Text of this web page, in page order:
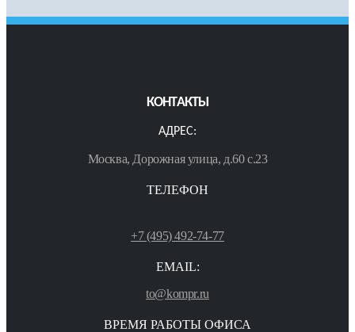
КОНТАКТЫ
АДРЕС:
Москва, Дорожная улица, д.60 с.23
ТЕЛЕФОН
+7 (495) 492-74-77
EMAIL:
to@kompr.ru
ВРЕМЯ РАБОТЫ ОФИСА